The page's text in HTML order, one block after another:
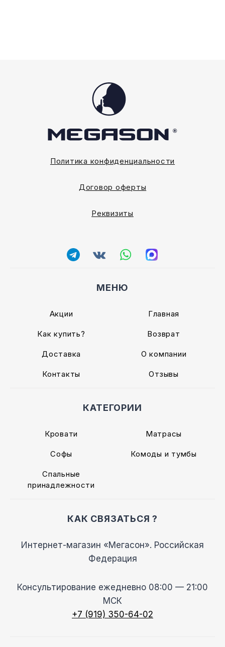
Политика конфиденциальности
Договор оферты
Реквизиты
МЕНЮ
Акции Главная
Как купить? Возврат
Доставка О компании
Контакты Отзывы
КАТЕГОРИИ
Кровати Матрасы
Софы Комоды и тумбы
Спальные
принадлежности
КАК СВЯЗАТЬСЯ ?
Интернет-магазин «Мегасон». Российская
Федерация
Консультирование ежедневно 08:00 — 21:00
МСК
+7 (919) 350-64-02